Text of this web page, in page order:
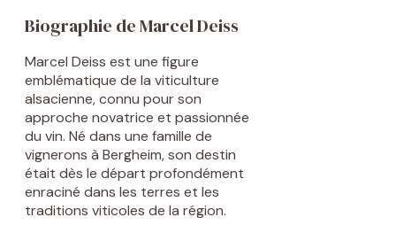
Biographie de Marcel Deiss
Marcel Deiss est une figure
emblématique de la viticulture
alsacienne, connu pour son
approche novatrice et passionnée
du vin. Né dans une famille de
vignerons à Bergheim, son destin
était dès le départ profondément
enraciné dans les terres et les
traditions viticoles de la région.